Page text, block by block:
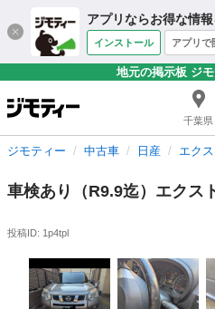
アプリならお得な情
インストール アプリで
地元の掲示板 ジ
千葉県
ジモティー 中古車 日産 エク
車検あり（R9.9迄）エクス
投稿ID: 1p4tpl